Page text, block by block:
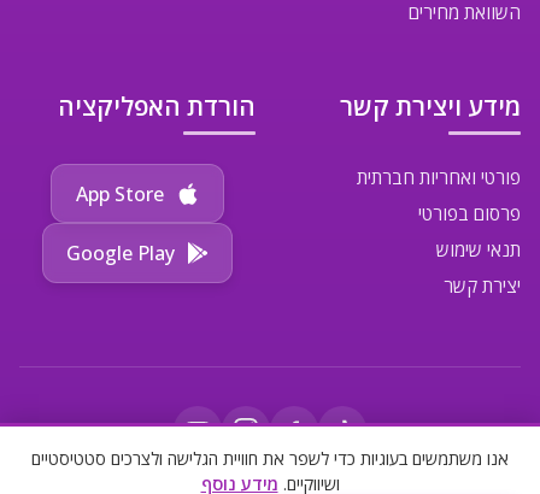
השוואת מחירים
מידע ויצירת קשר
פורטי ואחריות חברתית
פרסום בפורטי
תנאי שימוש
יצירת קשר
הורדת האפליקציה
App Store
Google Play
אנו משתמשים בעוגיות כדי לשפר את חוויית הגלישה ולצרכים סטטיסטיים
ושיווקיים. מידע נוסף